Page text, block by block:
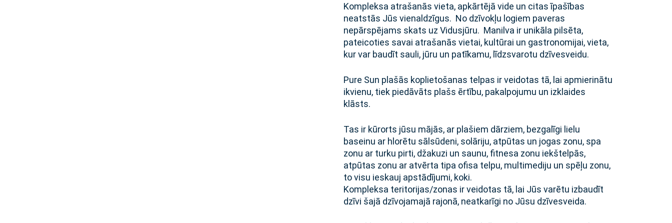
Kompleksa atrašanās vieta, apkārtējā vide un citas īpašības
neatstās Jūs vienaldzīgus. No dzīvokļu logiem paveras
nepārspējams skats uz Vidusjūru. Manilva ir unikāla pilsēta,
pateicoties savai atrašanās vietai, kultūrai un gastronomijai, vieta,
kur var baudīt sauli, jūru un patīkamu, līdzsvarotu dzīvesveidu.
Pure Sun plašās koplietošanas telpas ir veidotas tā, lai apmierinātu
ikvienu, tiek piedāvāts plašs ērtību, pakalpojumu un izklaides
klāsts.
Tas ir kūrorts jūsu mājās, ar plašiem dārziem, bezgalīgi lielu
baseinu ar hlorētu sālsūdeni, solāriju, atpūtas un jogas zonu, spa
zonu ar turku pirti, džakuzi un saunu, fitnesa zonu iekštelpās,
atpūtas zonu ar atvērta tipa ofisa telpu, multimediju un spēļu zonu,
to visu ieskauj apstādījumi, koki.
Kompleksa teritorijas/zonas ir veidotas tā, lai Jūs varētu izbaudīt
dzīvi šajā dzīvojamajā rajonā, neatkarīgi no Jūsu dzīvesveida.